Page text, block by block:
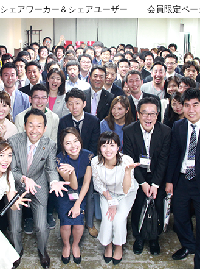
シェアワーカー＆シェアユーザー 会員限定ペー